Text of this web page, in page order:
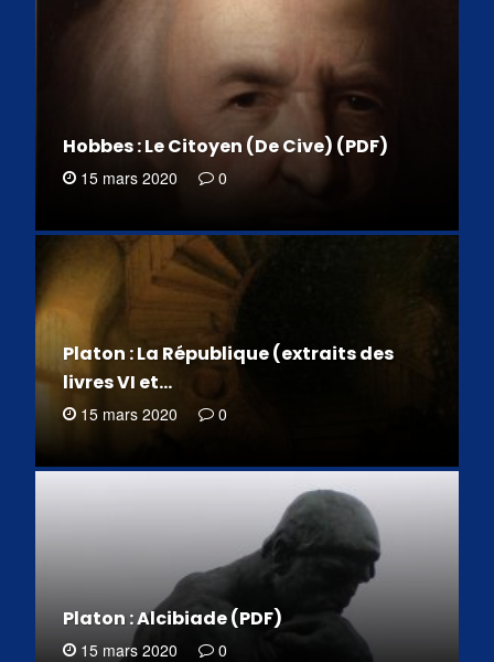
Hobbes : Le Citoyen (De Cive) (PDF)
15 mars 2020 0
Platon : La République (extraits des
livres VI et…
15 mars 2020 0
Platon : Alcibiade (PDF)
15 mars 2020 0